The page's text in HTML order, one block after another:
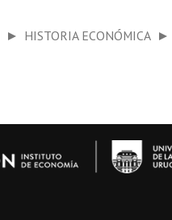
HISTORIA ECONÓMICA